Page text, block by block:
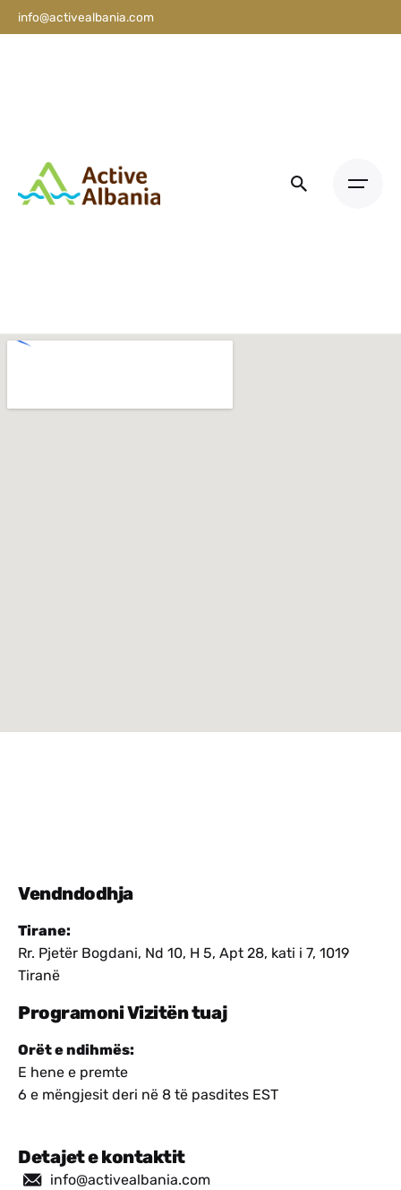
info@activealbania.com
Vendndodhja
Tirane:
Rr. Pjetër Bogdani, Nd 10, H 5, Apt 28, kati i 7, 1019
Tiranë
Programoni Vizitën tuaj
Orët e ndihmës:
E hene e premte
6 e mëngjesit deri në 8 të pasdites EST
Detajet e kontaktit
info@activealbania.com